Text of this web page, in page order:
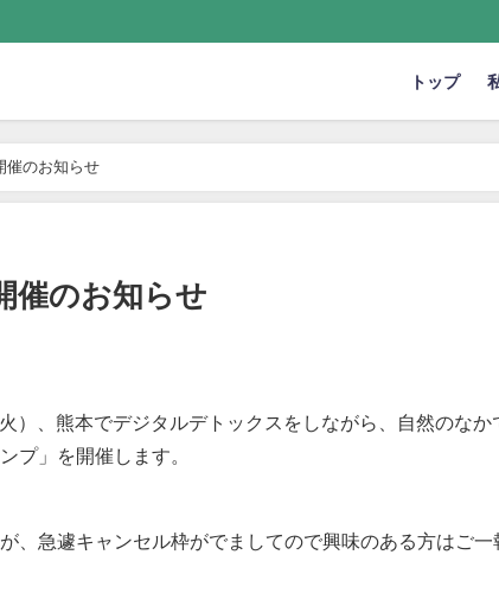
トップ
催のお知らせ
催のお知らせ
）、熊本でデジタルデトックスをしながら、自然のなか
プ」を開催します。
、急遽キャンセル枠がでましてので興味のある方はご一